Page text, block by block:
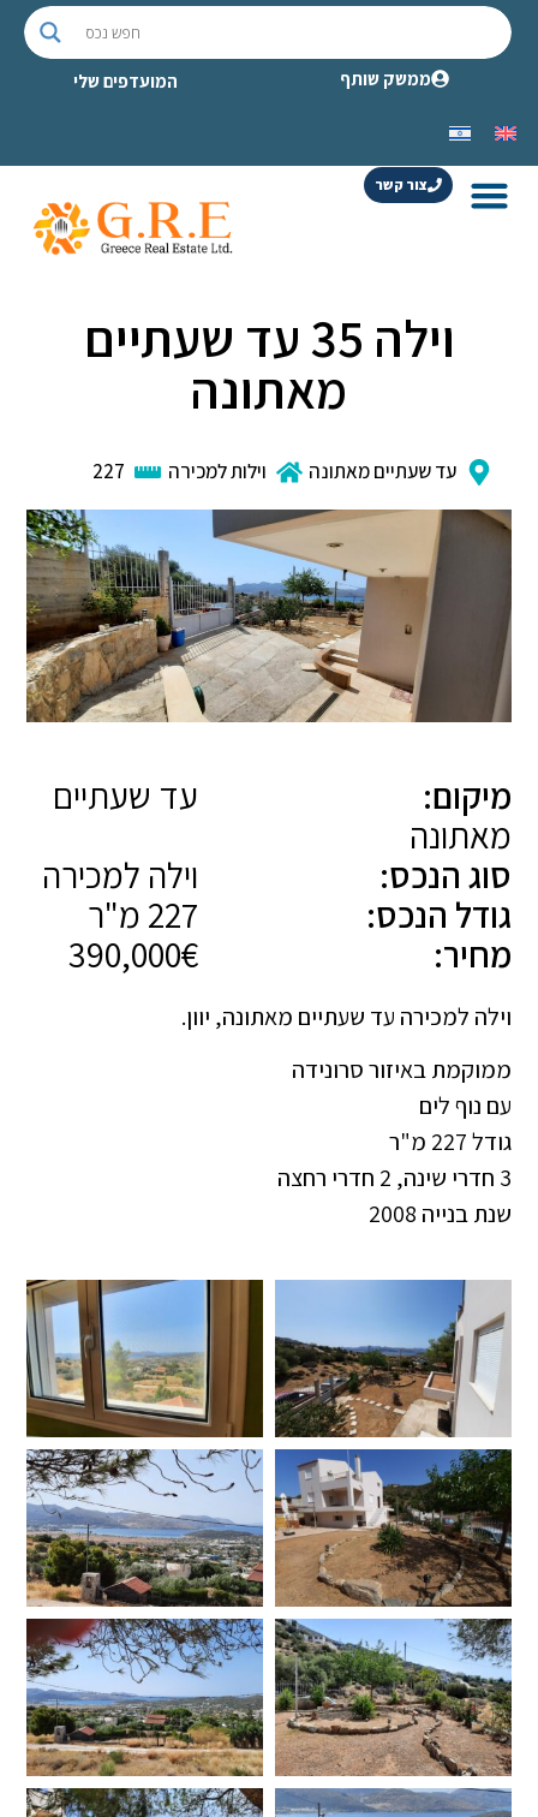
ממשק שותף המועדפים שלי
צור קשר
וילה 35 עד שעתיים
מאתונה
עד שעתיים מאתונה וילות למכירה 227
מיקום:
עד שעתיים
מאתונה
סוג הנכס:
וילה למכירה
גודל הנכס:
מחיר:
390,000€
וילה למכירה עד שעתיים מאתונה, יוון.
ממוקמת באיזור סרונידה
עם נוף לים
גודל 227 מ"ר
3 חדרי שינה, 2 חדרי רחצה
שנת בנייה 2008